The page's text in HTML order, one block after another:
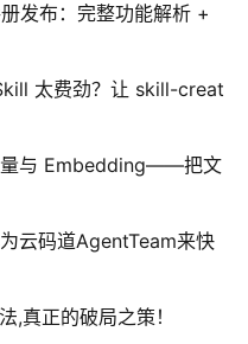
发布：完整功能解析 +
太费劲？让 skill-creat
量与 Embedding——把文
云码道AgentTeam来快
,真正的破局之策！